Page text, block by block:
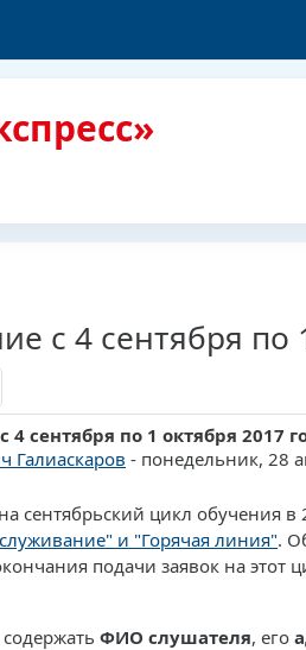
с 4 сентября по
4 сентября по 1 октября 2017
Галиаскаров - понедельник, 28
сентябрьский цикл обучения в
и "Горячая линия".
подачи заявок на этот
ФИО слушателя, его